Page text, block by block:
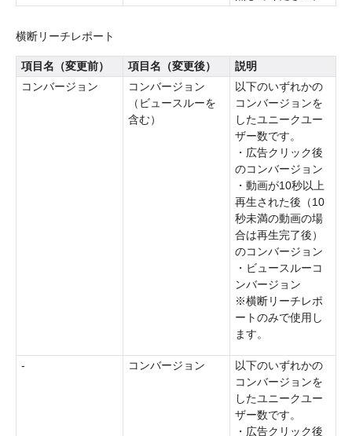
横断リーチレポート
項目名（変更前） 項目名（変更後）
説明
コンバージョン
コンバージョン
（ビュースルーを
含む）
以下のいずれかの
コンバージョンを
したユニークユー
ザー数です。
・広告クリック後
のコンバージョン
・動画が10秒以上
再生された後（10
秒未満の動画の場
合は再生完了後）
のコンバージョン
・ビュースルーコ
ンバージョン
※横断リーチレポ
ートのみで使用し
ます。
- コンバージョン
以下のいずれかの
コンバージョンを
したユニークユー
ザー数です。
・広告クリック後